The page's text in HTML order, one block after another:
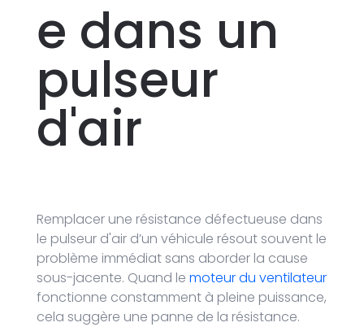
e dans un
pulseur
d'air
Remplacer une résistance défectueuse dans
le pulseur d'air d’un véhicule résout souvent le
problème immédiat sans aborder la cause
sous-jacente. Quand le moteur du ventilateur
fonctionne constamment à pleine puissance,
cela suggère une panne de la résistance.